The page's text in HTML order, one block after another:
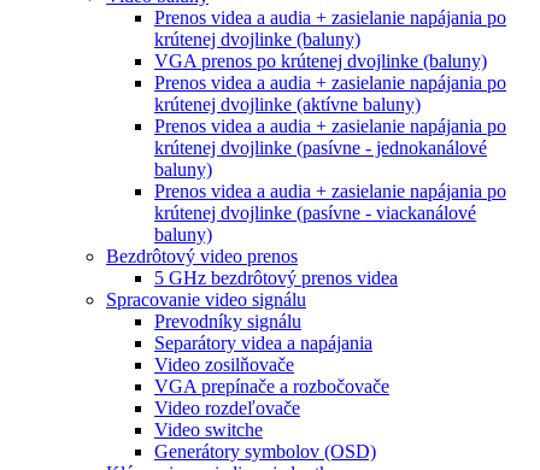
Prenos videa a audia + zasielanie napájania po
krútenej dvojlinke (baluny)
VGA prenos po krútenej dvojlinke (baluny)
Prenos videa a audia + zasielanie napájania po
krútenej dvojlinke (aktívne baluny)
Prenos videa a audia + zasielanie napájania po
krútenej dvojlinke (pasívne - jednokanálové
baluny)
Prenos videa a audia + zasielanie napájania po
krútenej dvojlinke (pasívne - viackanálové
baluny)
Bezdrôtový video prenos
5 GHz bezdrôtový prenos videa
Spracovanie video signálu
Prevodníky signálu
Separátory videa a napájania
Video zosilňovače
VGA prepínače a rozbočovače
Video rozdeľovače
Video switche
Generátory symbolov (OSD)